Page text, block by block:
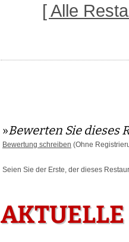
[ Alle
»Bewerten Sie dieses
Bewertung schreiben (Ohne
Seien Sie der Erste, der dieses
AKTUELLE